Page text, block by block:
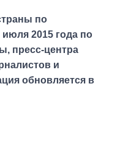
по
2015 года по
пресс-центра
и
обновляется в